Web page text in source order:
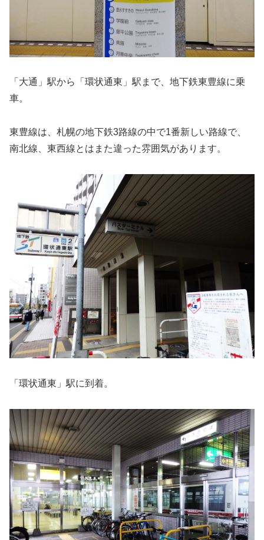
「大通」駅から「環状通東」駅まで、地下鉄東豊線に乗
車。
東豊線は、札幌の地下鉄3路線の中で1番新しい路線で、
南北線、東西線とはまた違った雰囲気があります。
「環状通東」駅に到着。